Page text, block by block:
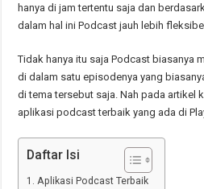
hanya di jam tertentu saja dan
dalam hal ini Podcast jauh lebih fleksibel.
Tidak hanya itu saja Podcast biasanya
di dalam satu episodenya yang
di tema tersebut saja. Nah pada artikel
aplikasi podcast terbaik yang ada di
Daftar Isi
Aplikasi Podcast Terbaik